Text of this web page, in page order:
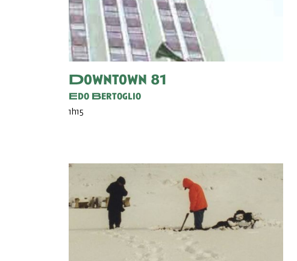
Downtown 81
Edo Bertoglio
1h15